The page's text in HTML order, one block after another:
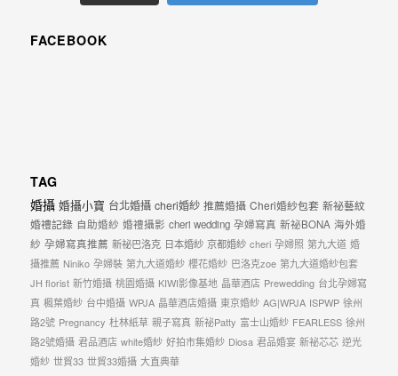
FACEBOOK
TAG
婚攝 婚攝小寶 台北婚攝 cheri婚紗 推薦婚攝 Cheri婚紗包套 新祕藝紋
婚禮記錄 自助婚紗 婚禮攝影 cheri wedding 孕婦寫真 新祕BONA 海外婚
紗 孕婦寫真推薦 新祕巴洛克 日本婚紗 京都婚紗 cheri 孕婦照 第九大道 婚
攝推薦 Niniko 孕婦裝 第九大道婚紗 櫻花婚紗 巴洛克zoe 第九大道婚紗包套
JH florist 新竹婚攝 桃園婚攝 KIWI影像基地 晶華酒店 Prewedding 台北孕婦寫
真 楓葉婚紗 台中婚攝 WPJA 晶華酒店婚攝 東京婚紗 AG|WPJA ISPWP 徐州
路2號 Pregnancy 杜林紙草 親子寫真 新祕Patty 富士山婚紗 FEARLESS 徐州
路2號婚攝 君品酒店 white婚紗 好拍市集婚紗 Diosa 君品婚宴 新祕芯芯 逆光
婚紗 世貿33 世貿33婚攝 大直典華